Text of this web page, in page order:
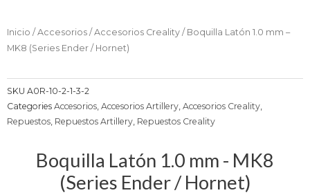
Inicio / Accesorios / Accesorios Creality / Boquilla Latón 1.0 mm –
MK8 (Series Ender / Hornet)
SKU A0R-10-2-1-3-2
Categories Accesorios Accesorios Artillery Accesorios Creality
Repuestos Repuestos Artillery Repuestos Creality
Boquilla Latón 1.0 mm - MK8
(Series Ender / Hornet)